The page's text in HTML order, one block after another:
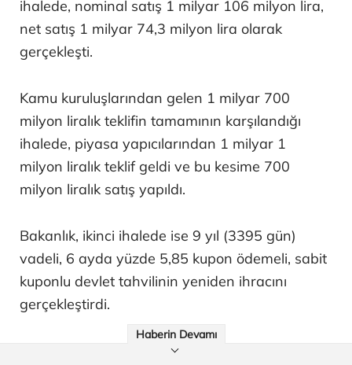
ihalede, nominal satış 1 milyar 106 milyon lira,
net satış 1 milyar 74,3 milyon lira olarak
gerçekleşti.
Kamu kuruluşlarından gelen 1 milyar 700
milyon liralık teklifin tamamının karşılandığı
ihalede, piyasa yapıcılarından 1 milyar 1
milyon liralık teklif geldi ve bu kesime 700
milyon liralık satış yapıldı.
Bakanlık, ikinci ihalede ise 9 yıl (3395 gün)
vadeli, 6 ayda yüzde 5,85 kupon ödemeli, sabit
kuponlu devlet tahvilinin yeniden ihracını
gerçekleştirdi.
Haberin Devamı